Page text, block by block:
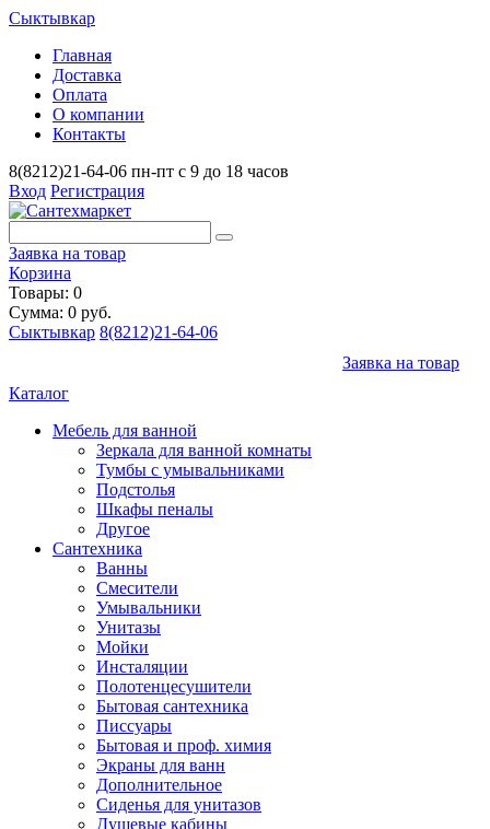
Сыктывкар
Главная
Доставка
Оплата
О компании
Контакты
8(8212)21-64-06 пн-пт с 9 до 18 часов
Вход Регистрация
Заявка на товар
Корзина
Товары: 0
Сумма: 0 руб.
Сыктывкар 8(8212)21-64-06
Заявка на товар
Каталог
Мебель для ванной
Зеркала для ванной комнаты
Тумбы с умывальниками
Подстолья
Шкафы пеналы
Другое
Сантехника
Ванны
Смесители
Умывальники
Унитазы
Мойки
Инсталяции
Полотенцесушители
Бытовая сантехника
Писсуары
Бытовая и проф. химия
Экраны для ванн
Дополнительное
Сиденья для унитазов
Душевые кабины